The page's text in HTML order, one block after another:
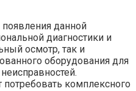
данной
диагностики и
осмотр, так и
оборудования для
комплексного